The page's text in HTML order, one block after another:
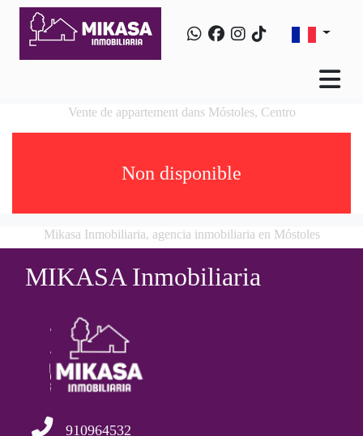
Vente de appartement dans Móstoles, Centro
Non disponible
Mikasa Inmobiliaria, agencia inmobiliaria en Móstoles
MIKASA Inmobiliaria
910964532